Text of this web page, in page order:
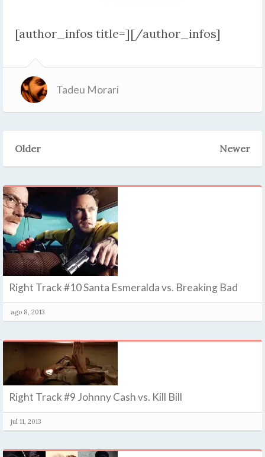
[author_infos title=][/author_infos]
Tadeu Morari
Older Newer
Right Track #10 Santa Esmeralda vs. Breaking Bad
ago 8, 2013
Right Track #9 Johnny Cash vs. Kill Bill
jul 11, 2013